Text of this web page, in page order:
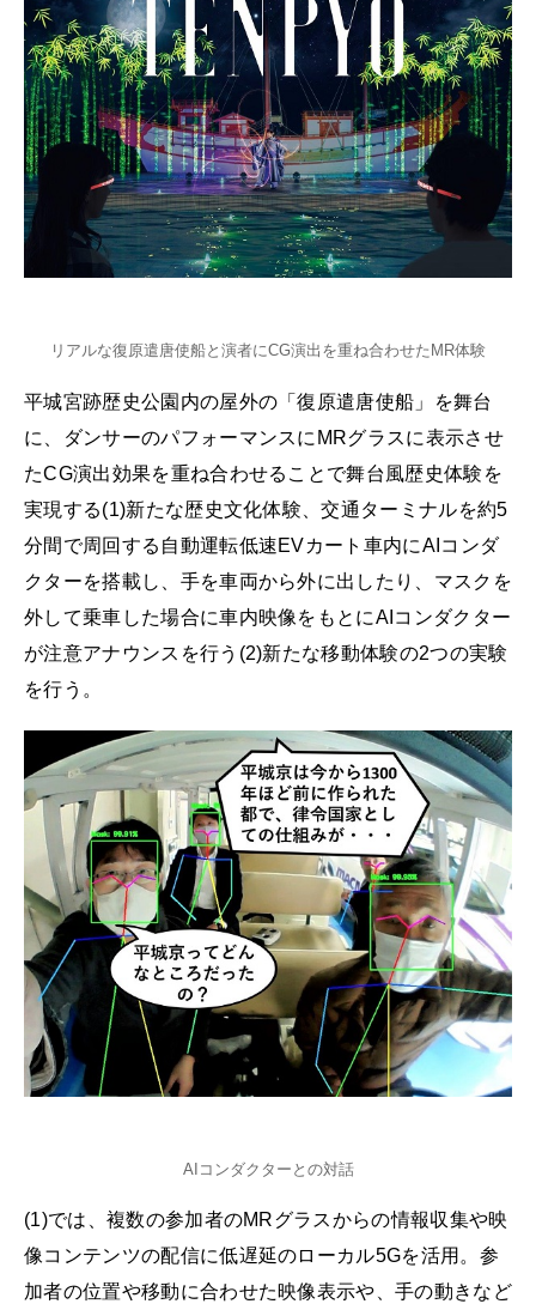
リアルな復原遣唐使船と演者にCG演出を重ね合わせたMR体験
平城宮跡歴史公園内の屋外の「復原遣唐使船」を舞台
に、ダンサーのパフォーマンスにMRグラスに表示させ
たCG演出効果を重ね合わせることで舞台風歴史体験を
実現する(1)新たな歴史文化体験、交通ターミナルを約5
分間で周回する自動運転低速EVカート車内にAIコンダ
クターを搭載し、手を車両から外に出したり、マスクを
外して乗車した場合に車内映像をもとにAIコンダクター
が注意アナウンスを行う(2)新たな移動体験の2つの実験
を行う。
AIコンダクターとの対話
(1)では、複数の参加者のMRグラスからの情報収集や映
像コンテンツの配信に低遅延のローカル5Gを活用。参
加者の位置や移動に合わせた映像表示や、手の動きなど